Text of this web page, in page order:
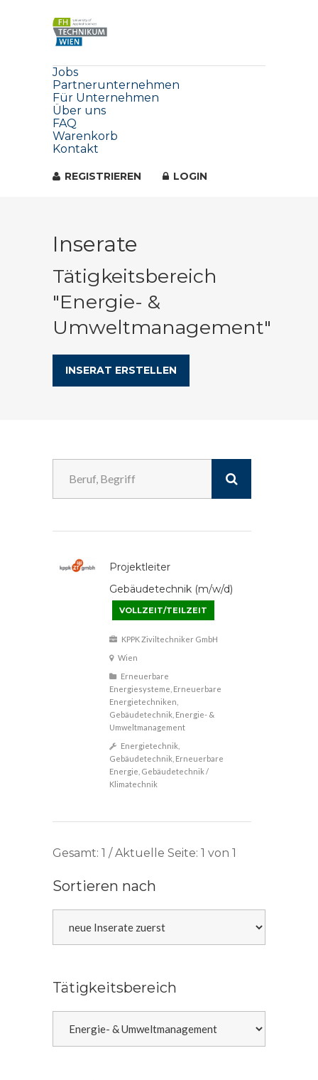
Jobs
Partnerunternehmen
Für Unternehmen
Über uns
FAQ
Warenkorb
Kontakt
REGISTRIEREN LOGIN
Inserate
Tätigkeitsbereich
"Energie- &
Umweltmanagement"
INSERAT ERSTELLEN
Projektleiter
Gebäudetechnik (m/w/d)
VOLLZEIT/TEILZEIT
KPPK Ziviltechniker GmbH
Wien
Erneuerbare
Energiesysteme, Erneuerbare
Energietechniken,
Gebäudetechnik, Energie- &
Umweltmanagement
Energietechnik,
Gebäudetechnik, Erneuerbare
Energie, Gebäudetechnik /
Klimatechnik
Gesamt: 1 / Aktuelle Seite: 1 von 1
Sortieren nach
Tätigkeitsbereich